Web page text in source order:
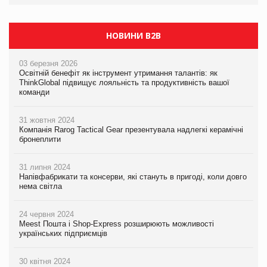
НОВИНИ B2B
03 березня 2026
Освітній бенефіт як інструмент утримання талантів: як
ThinkGlobal підвищує лояльність та продуктивність вашої
команди
31 жовтня 2024
Компанія Rarog Tactical Gear презентувала надлегкі керамічні
бронеплити
31 липня 2024
Напівфабрикати та консерви, які стануть в пригоді, коли довго
нема світла
24 червня 2024
Meest Пошта і Shop-Express розширюють можливості
українських підприємців
30 квітня 2024